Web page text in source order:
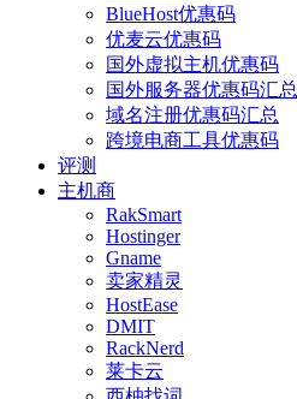
BlueHost优惠码
优麦云优惠码
国外虚拟主机优惠码
国外服务器优惠码汇总
域名注册优惠码汇总
跨境电商工具优惠码
评测
主机商
RakSmart
Hostinger
Gname
卖家精灵
HostEase
DMIT
RackNerd
莱卡云